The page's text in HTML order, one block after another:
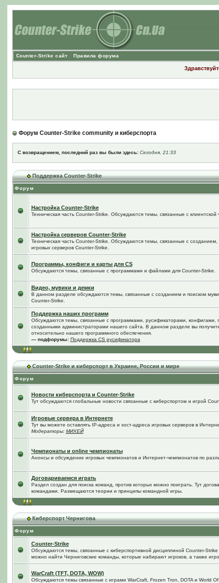
Counter-Strike сайт Правила форума
Форум Counter-Strike community и киберспорта
С возвращением, последний раз вы были здесь: Сегодня, 21:33
Поддержка Counter-Strike
Форум
Настройка Counter-Strike
Техническая часть Counter-Strike. Обсуждаются темы, связанные с клиентской
Настройка серверов Counter-Strike
Техническая часть Counter-Strike. Обсуждаются темы, связанные с
игровых серверов Counter-Strike.
Программы, конфиги и карты для CS
Обсуждаются темы, связанные с программами и файлами для Counter-Strike.
Видео, мувики и демки
В данном разделе обсуждаются темы, связанные с созданием и поиском
Counter-Strike.
Поддержка наших программ
Обсуждаются темы, связанные с программами, русификаторами, конфигами,
созданными администраторами нашего сайта. В данном разделе вы
относительно нашего программного обеспечения.
— подфорумы: Поддержка CS русификатора
Counter-Strike и киберспорт в Украине, России и мире
Форум
Новости киберспорта и Counter-Strike
Тут обсуждаются глобальные новости связанные с киберспортом и игрой
Игровые сервера в Интернете
Тут вы можете оставлять IP-адреса и хост-адреса игровых серверов в
Модераторы: МИХЕЙ
Чемпионаты и online чемпионаты
Анонсы и обсуждение игровых чемпионатов и Интернет-чемпионатов по
Договариваемся играть
Раздел создан для поиска команд, против которых можно поиграть. Тут
командами. Размещаются теории и принципы командной игры.
Киберспорт Чернигова
Форум
Counter-Strike
Обсуждаются темы, связанные с киберспортивной дисциплиной Counter-Strike
можно найти Черниговские команды, которые набирают игроков, а также
WarCraft (TFT, DOTA, WOW)
Обсуждаются темы связанные с играми WarCraft, Frozen Tron, DOTA и World